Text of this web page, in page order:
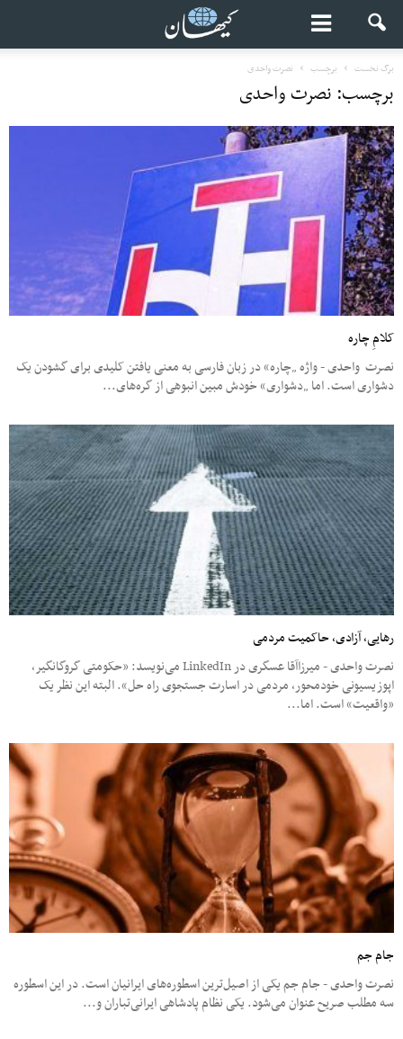
برگ نخست برچسب نصرت واحدی
برچسب: نصرت واحدی
کلامِ چاره
نصرت واحدی - واژه „چاره“ در زبان فارسی به معنی یافتن کلیدی برای گشودن یک
دشواری است. اما „دشواری“ خودش مبین انبوهی از گره‌های...
رهایی، آزادی، حاکمیت مردمی
نصرت واحدی - میرزاآقا عسگری در LinkedIn می‌نویسد: «حکومتی گروگانگیر،
اپوزیسیونی خودمحور، مردمی در اسارت جستجوی راه حل». البته این نظر یک
«واقعیت» است. اما...
جام جم
نصرت واحدی - جام جم یکی از اصیل‌ترین اسطوره‌های ایرانیان است. در این اسطوره
سه مطلب صریح عنوان می‌شود. یکی نظام پادشاهی ایرانی‌تباران و...